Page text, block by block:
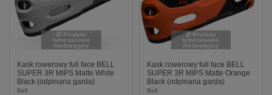
Produkt
tymczasowo
niedostępny
Kask rowerowy full face BELL
SUPER 3R MIPS Matte White
Black (odpinana garda)
Bell
Produkt
tymczasowo
niedostępny
Kask rowerowy full face BELL
SUPER 3R MIPS Matte Orange
Black (odpinana garda)
Bell